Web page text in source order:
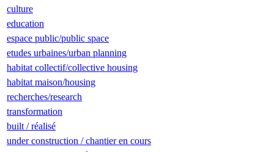
culture
education
espace public/public space
etudes urbaines/urban planning
habitat collectif/collective housing
habitat maison/housing
recherches/research
transformation
built / réalisé
under construction / chantier en cours